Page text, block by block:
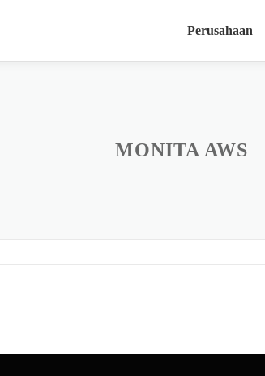
Perusahaan
MONITA AWS